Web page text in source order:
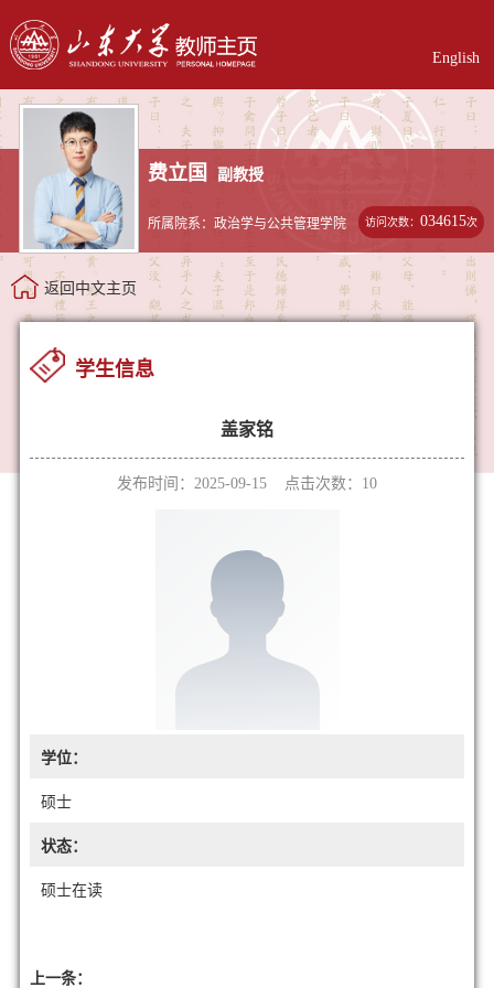
English
费立国 副教授
所属院系：政治学与公共管理学院 访问次数：034615次
返回中文主页
学生信息
盖家铭
发布时间：2025-09-15 点击次数： 10
学位：
硕士
状态：
硕士在读
上一条：